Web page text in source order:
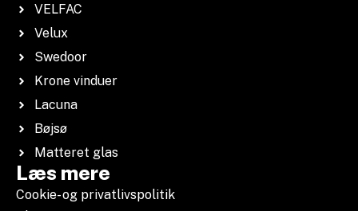
VELFAC
Velux
Swedoor
Krone vinduer
Lacuna
Bøjsø
Matteret glas
Læs mere
Cookie- og privatlivspolitik